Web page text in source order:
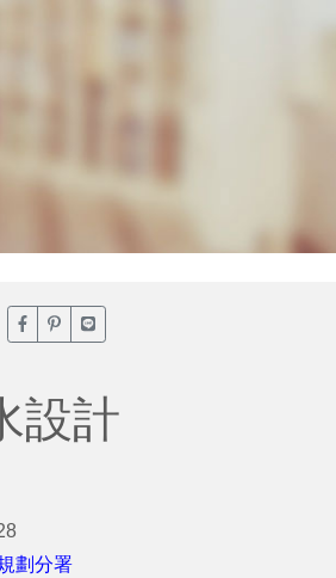
臉書分享(另開新視窗)
噗浪分享(另開新視窗)
Line分享(另開新視窗)
設計
劃分署